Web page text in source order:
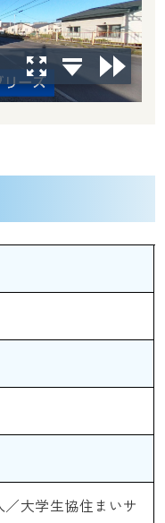
大学生協住まいサ